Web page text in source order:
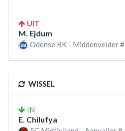
UIT
M. Ejdum
Odense BK - Middenvelder #
WISSEL
IN
E. Chilufya